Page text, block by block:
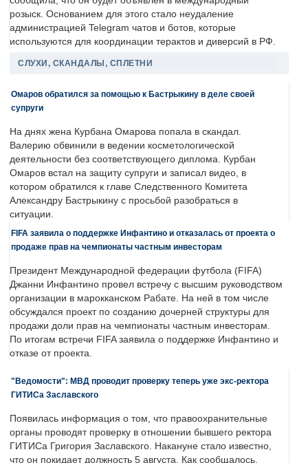
розыск. Основанием для этого стало неудаление
администрацией Telegram чатов и ботов, которые
используются для координации терактов и диверсий в РФ.
СЛУХИ, СКАНДАЛЫ, СПЛЕТНИ
Омаров обратился за помощью к Бастрыкину в деле своей
супруги
На днях жена Курбана Омарова попала в скандал.
Валерию обвинили в ведении косметологической
деятельности без соответствующего диплома. Курбан
Омаров встал на защиту супруги и записал видео, в
котором обратился к главе Следственного Комитета
Александру Бастрыкину с просьбой разобраться в
ситуации.
FIFA заявила о поддержке Инфантино и отказалась от проекта о
продаже прав на чемпионаты частным инвесторам
Президент Международной федерации футбола (FIFA)
Джанни Инфантино провел встречу с высшим руководством
организации в марокканском Рабате. На ней в том числе
обсуждался проект по созданию дочерней структуры для
продажи доли прав на чемпионаты частным инвесторам.
По итогам встречи FIFA заявила о поддержке Инфантино и
отказе от проекта.
"Ведомости": МВД проводит проверку теперь уже экс-ректора
ГИТИСа Заславского
Появилась информация о том, что правоохранительные
органы проводят проверку в отношении бывшего ректора
ГИТИСа Григория Заславского. Накануне стало известно,
что он покидает должность 5 августа. Как сообщалось,